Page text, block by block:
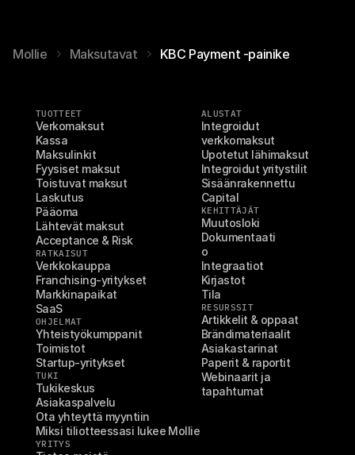
Mollie Maksutavat KBC Payment -painike
TUOTTEET
Verkomaksut
Kassa
Maksulinkit
Fyysiset maksut
Toistuvat maksut
Laskutus
Pääoma
Lähtevät maksut
Acceptance & Risk
RATKAISUT
Verkkokauppa
Franchising-yritykset
Markkinapaikat
SaaS
OHJELMAT
Yhteistyökumppanit
Toimistot
Startup-yritykset
TUKI
Tukikeskus
Asiakaspalvelu
Ota yhteyttä myyntiin
Miksi tiliotteessasi lukee Mollie
YRITYS
ALUSTAT
Integroidut
verkkomaksut
Upotetut lähimaksut
Integroidut yritystilit
Sisäänrakennettu
Capital
KEHITTÄJÄT
Muutosloki
Dokumentaati
o
Integraatiot
Kirjastot
Tila
RESURSSIT
Artikkelit & oppaat
Brändimateriaalit
Asiakastarinat
Paperit & raportit
Webinaarit ja
tapahtumat